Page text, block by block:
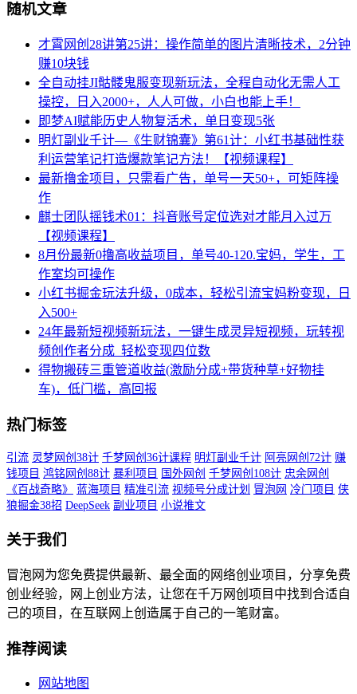
随机文章
才霄网创28讲第25讲：操作简单的图片清晰技术，2分钟
赚10块钱
全自动挂JI骷髅鬼服变现新玩法，全程自动化无需人工
操控，日入2000+，人人可做，小白也能上手！
即梦AI赋能历史人物复活术，单日变现5张
明灯副业千计—《生财锦囊》第61计：小红书基础性获
利运营笔记打造爆款笔记方法！【视频课程】
最新撸金项目，只需看广告，单号一天50+，可矩阵操
作
麒士团队摇钱术01：抖音账号定位选对才能月入过万
【视频课程】
8月份最新0撸高收益项目，单号40-120.宝妈，学生，工
作室均可操作
小红书掘金玩法升级，0成本，轻松引流宝妈粉变现，日
入500+
24年最新短视频新玩法，一键生成灵异短视频，玩转视
频创作者分成 轻松变现四位数
得物搬砖三重管道收益(激励分成+带货种草+好物挂
车)，低门槛，高回报
热门标签
引流 灵梦网创38计 千梦网创36计课程 明灯副业千计 阿亮网创72计 赚
钱项目 鸿铭网创88计 暴利项目 国外网创 千梦网创108计 忠余网创
《百战奇略》
蓝海项目 精准引流 视频号分成计划 冒泡网 冷门项目 侠
狼掘金38招 DeepSeek 副业项目 小说推文
关于我们
冒泡网为您免费提供最新、最全面的网络创业项目，分享免费
创业经验，网上创业方法，让您在千万网创项目中找到合适自
己的项目，在互联网上创造属于自己的一笔财富。
推荐阅读
网站地图